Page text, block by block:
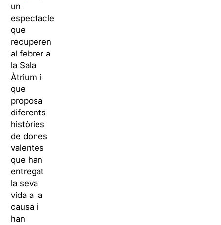
un
espectacle
que
recuperen
al febrer a
la Sala
Àtrium i
que
proposa
diferents
històries
de dones
valentes
que han
entregat
la seva
vida a la
causa i
han